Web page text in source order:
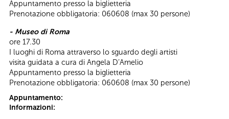
Appuntamento presso la biglietteria
Prenotazione obbligatoria: 060608 (max 30 persone)
- Museo di Roma
ore 17.30
I luoghi di Roma attraverso lo sguardo degli artisti
visita guidata a cura di Angela D’Amelio
Appuntamento presso la biglietteria
Prenotazione obbligatoria: 060608 (max 30 persone)
Appuntamento:
Informazioni: